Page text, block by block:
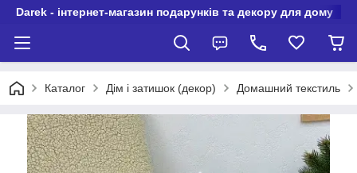
Darek - інтернет-магазин подарунків та декору для дому
Каталог Дім і затишок (декор) Домашний текстиль